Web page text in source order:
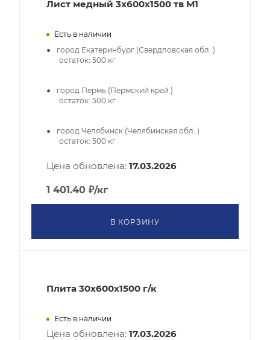
Лист медный 3х600х1500 тв М1
Есть в наличии
город Екатеринбург (Свердловская обл. )
остаток: 500 кг
город Пермь (Пермский край )
остаток: 500 кг
город Челябинск (Челябинская обл. )
остаток: 500 кг
Цена обновлена: 17.03.2026
1 401.40 ₽/кг
В КОРЗИНУ
Плита 30x600х1500 г/к
Есть в наличии
Цена обновлена: 17.03.2026